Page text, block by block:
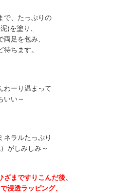
で、たっぷりの
)を塗り、
足を包み、
待ちます。
わーり温まって
いい～
ネラルたっぷり
がしみしみ～
まですりこんだ後、
浸透ラッピング、